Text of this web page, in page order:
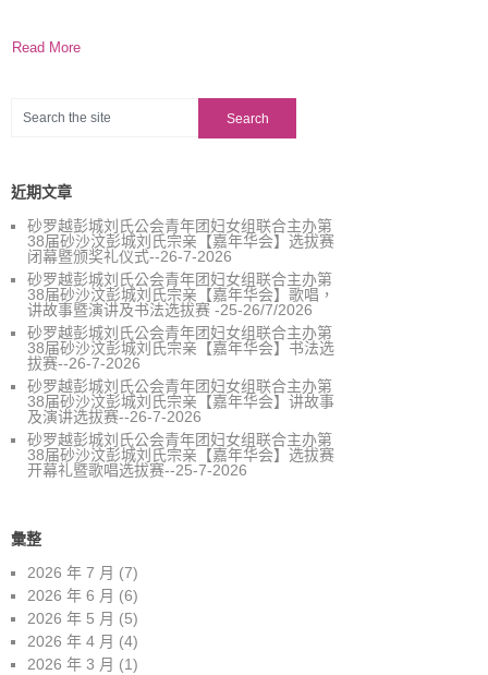
Read More
近期文章
砂罗越彭城刘氏公会青年团妇女组联合主办第
38届砂沙汶彭城刘氏宗亲【嘉年华会】选拔赛
闭幕暨颁奖礼仪式--26-7-2026
砂罗越彭城刘氏公会青年团妇女组联合主办第
38届砂沙汶彭城刘氏宗亲【嘉年华会】歌唱，
讲故事暨演讲及书法选拔赛 -25-26/7/2026
砂罗越彭城刘氏公会青年团妇女组联合主办第
38届砂沙汶彭城刘氏宗亲【嘉年华会】书法选
拔赛--26-7-2026
砂罗越彭城刘氏公会青年团妇女组联合主办第
38届砂沙汶彭城刘氏宗亲【嘉年华会】讲故事
及演讲选拔赛--26-7-2026
砂罗越彭城刘氏公会青年团妇女组联合主办第
38届砂沙汶彭城刘氏宗亲【嘉年华会】选拔赛
开幕礼暨歌唱选拔赛--25-7-2026
彙整
2026 年 7 月 (7)
2026 年 6 月 (6)
2026 年 5 月 (5)
2026 年 4 月 (4)
2026 年 3 月 (1)